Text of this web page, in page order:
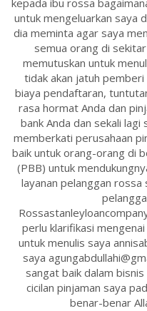
kepada ibu rossa
untuk mengeluarkan saya
dia meminta agar saya
semua orang di
memutuskan untuk
tidak akan jatuh
biaya pendaftaran,
rasa hormat Anda dan
bank Anda dan sekali lagi
memberkati perusahaan
baik untuk orang-orang di
(PBB) untuk
layanan pelanggan rossa
perlu klarifikasi
untuk menulis saya
saya
sangat baik dalam
cicilan pinjaman saya
benar-benar